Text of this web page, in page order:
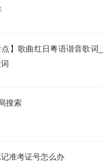
点】歌曲红日粤语谐音歌词_
搜索
准考证号怎么办